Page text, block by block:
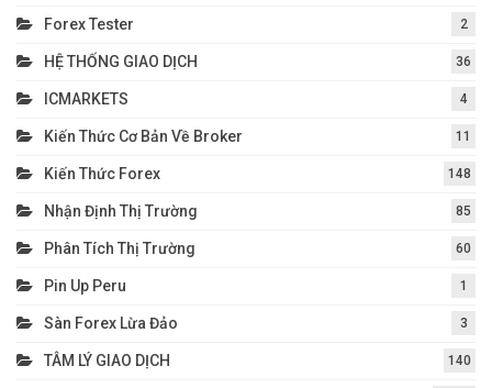
Forex Tester 2
HỆ THỐNG GIAO DỊCH 36
ICMARKETS 4
Kiến Thức Cơ Bản Về Broker 11
Kiến Thức Forex 148
Nhận Định Thị Trường 85
Phân Tích Thị Trường 60
Pin Up Peru 1
Sàn Forex Lừa Đảo 3
TÂM LÝ GIAO DỊCH 140